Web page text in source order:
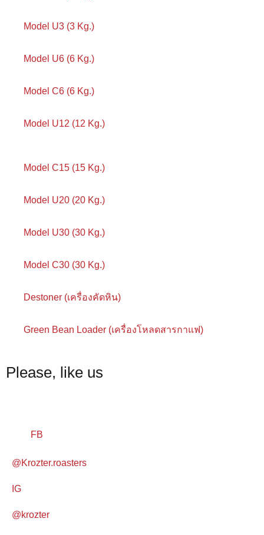
Model U3 (3 Kg.)
Model U6 (6 Kg.)
Model C6 (6 Kg.)
Model U12 (12 Kg.)
Model C15 (15 Kg.)
Model U20 (20 Kg.)
Model U30 (30 Kg.)
Model C30 (30 Kg.)
Destoner (เครื่องคัดหิน)
Green Bean Loader (เครื่องโหลดสารกาแฟ)
Please, like us
FB
@Krozter.roasters
@krozter